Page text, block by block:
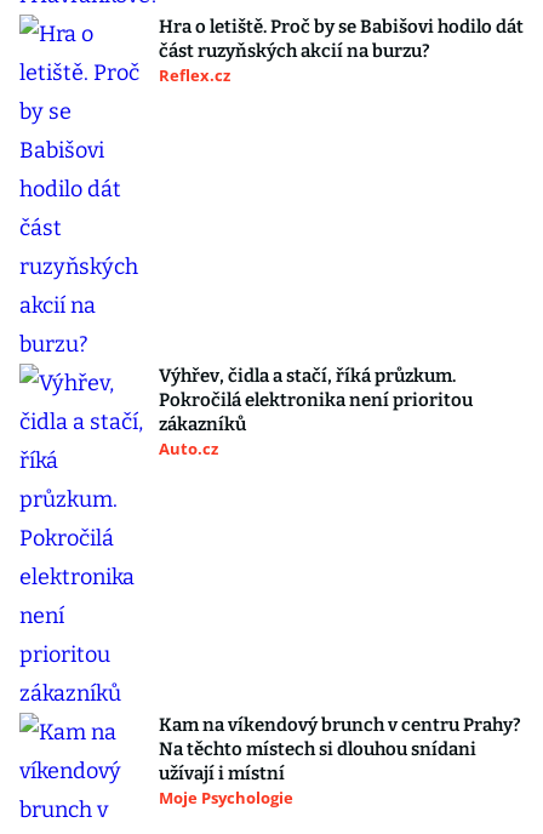
Hra o letiště. Proč by se Babišovi hodilo dát
část ruzyňských akcií na burzu?
Reflex.cz
Výhřev, čidla a stačí, říká průzkum.
Pokročilá elektronika není prioritou
zákazníků
Auto.cz
Kam na víkendový brunch v centru Prahy?
Na těchto místech si dlouhou snídani
užívají i místní
Moje Psychologie